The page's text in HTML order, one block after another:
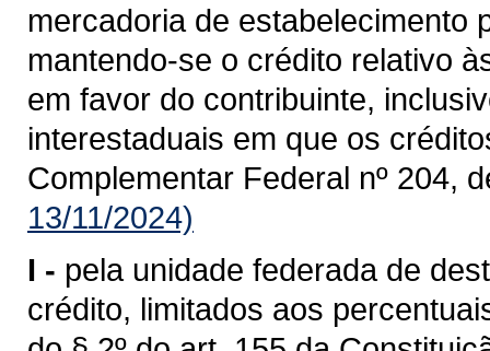
mercadoria de estabelecimento
mantendo-se o crédito relativo
em favor do contribuinte,
interestaduais em que os
Complementar Federal nº 204,
13/11/2024)
I - pela unidade federada de
crédito, limitados aos